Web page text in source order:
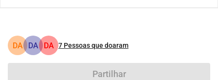
DA DA DA 7 Pessoas que doaram
Partilhar